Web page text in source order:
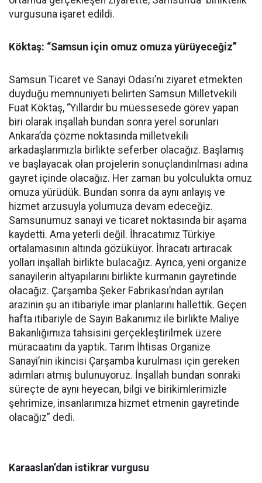
vurgusuna işaret edildi.
Köktaş: “Samsun için omuz omuza yürüyeceğiz”
Samsun Ticaret ve Sanayi Odası’nı ziyaret etmekten
duyduğu memnuniyeti belirten Samsun Milletvekili
Fuat Köktaş, “Yıllardır bu müessesede görev yapan
biri olarak inşallah bundan sonra yerel sorunları
Ankara’da çözme noktasında milletvekili
arkadaşlarımızla birlikte seferber olacağız. Başlamış
ve başlayacak olan projelerin sonuçlandırılması adına
gayret içinde olacağız. Her zaman bu yolculukta omuz
omuza yürüdük. Bundan sonra da aynı anlayış ve
hizmet arzusuyla yolumuza devam edeceğiz.
Samsunumuz sanayi ve ticaret noktasında bir aşama
kaydetti. Ama yeterli değil. İhracatımız Türkiye
ortalamasının altında gözüküyor. İhracatı artıracak
yolları inşallah birlikte bulacağız. Ayrıca, yeni organize
sanayilerin altyapılarını birlikte kurmanın gayretinde
olacağız. Çarşamba Şeker Fabrikası’ndan ayrılan
arazinin şu an itibariyle imar planlarını hallettik. Geçen
hafta itibariyle de Sayın Bakanımız ile birlikte Maliye
Bakanlığımıza tahsisini gerçekleştirilmek üzere
müracaatını da yaptık. Tarım İhtisas Organize
Sanayi’nin ikincisi Çarşamba kurulması için gereken
adımları atmış bulunuyoruz. İnşallah bundan sonraki
süreçte de aynı heyecan, bilgi ve birikimlerimizle
şehrimize, insanlarımıza hizmet etmenin gayretinde
olacağız” dedi.
Karaaslan’dan istikrar vurgusu